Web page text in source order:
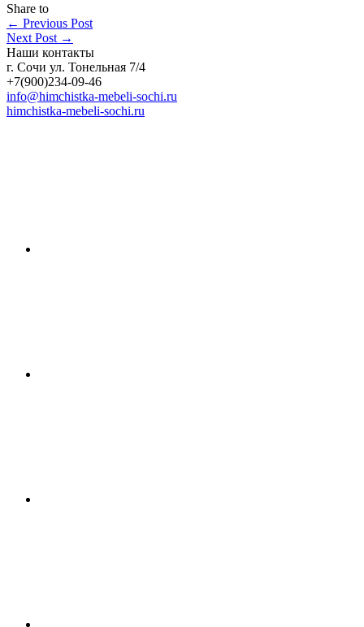
Share to
← Previous Post
Next Post →
Наши контакты
г. Сочи ул. Тонельная 7/4
+7(900)234-09-46
info@himchistka-mebeli-sochi.ru
himchistka-mebeli-sochi.ru